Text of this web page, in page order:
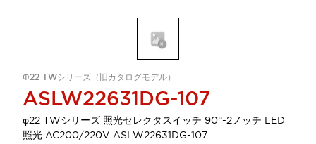
Φ22 TWシリーズ（旧カタログモデル）
ASLW22631DG-107
φ22 TWシリーズ 照光セレクタスイッチ 90°-2ノッチ LED
照光 AC200/220V ASLW22631DG-107